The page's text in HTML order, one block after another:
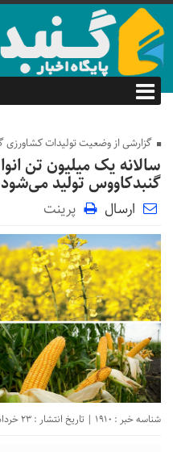
گزارشی از وضعیت تولیدات کشاورزی
سالانه یک میلیون تن
گنبدکاووس تولید
ارسال پرینت
شناسه خبر : 1910 | تاریخ انتشار : 23 خرداد 1401 - 2:39 |